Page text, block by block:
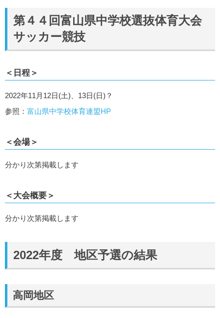
第４４回富山県中学校選抜体育大会
サッカー競技
＜日程＞
2022年11月12日(土)、13日(日)？
参照： 富山県中学校体育連盟HP
＜会場＞
分かり次第掲載します
＜大会概要＞
分かり次第掲載します
2022年度 地区予選の結果
高岡地区